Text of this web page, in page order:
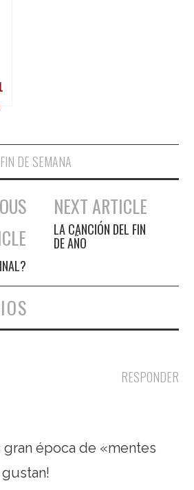
DE SEMANA
NEXT ARTICLE
LA CANCIÓN DEL FIN
DE AÑO
RESPONDER
gran época de «mentes